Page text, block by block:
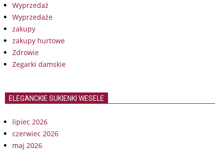
Wyprzedaż
Wyprzedaże
zakupy
zakupy hurtowe
Zdrowie
Zegarki damskie
ELEGANCKIE SUKIENKI WESELE
lipiec 2026
czerwiec 2026
maj 2026